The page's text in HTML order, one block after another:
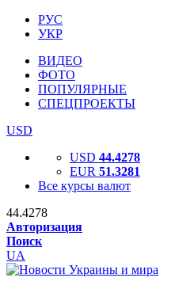
РУС
УКР
ВИДЕО
ФОТО
ПОПУЛЯРНЫЕ
СПЕЦПРОЕКТЫ
USD
USD 44.4278
EUR 51.3281
Все курсы валют
44.4278
Авторизация
Поиск
UA